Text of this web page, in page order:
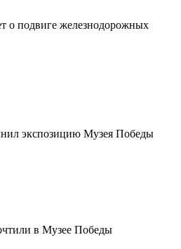
о подвиге железнодорожных
экспозицию Музея Победы
в Музее Победы